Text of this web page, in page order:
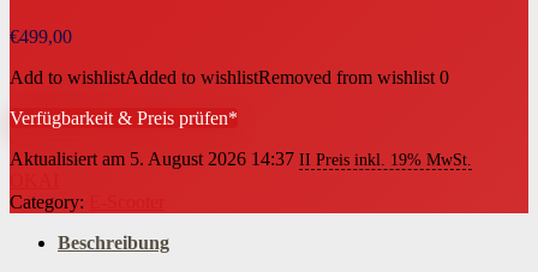
€499,00
Add to wishlistAdded to wishlistRemoved from wishlist 0
Verfügbarkeit & Preis prüfen*
Aktualisiert am 5. August 2026 14:37 II Preis inkl. 19% MwSt.
Category:
Beschreibung